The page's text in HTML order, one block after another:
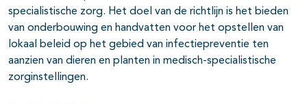
specialistische zorg. Het doel van de richtlijn is het bieden
van onderbouwing en handvatten voor het opstellen van
lokaal beleid op het gebied van infectiepreventie ten
aanzien van dieren en planten in medisch-specialistische
zorginstellingen.